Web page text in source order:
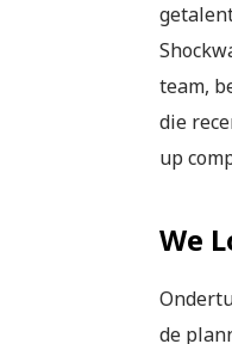
team,
die
up
We
de